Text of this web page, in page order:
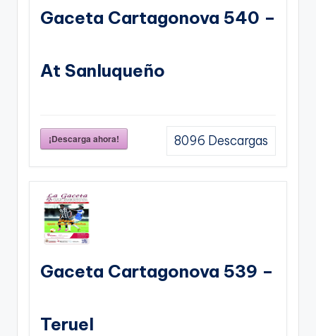
Gaceta Cartagonova 540 –
At Sanluqueño
¡Descarga ahora! 8096 Descargas
Gaceta Cartagonova 539 –
Teruel